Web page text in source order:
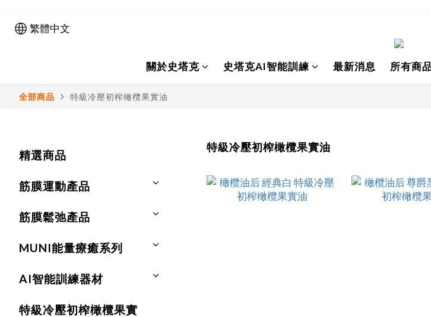
繁體中文
關於史塔克 史塔克AI智能訓練 最新消息 所有商
全部商品 特級冷壓初榨橄欖果實油
精選商品
筋膜運動產品
筋膜鬆弛產品
MUNI能量療癒系列
AI智能訓練器材
特級冷壓初榨橄欖果實
特級冷壓初榨橄欖果實油